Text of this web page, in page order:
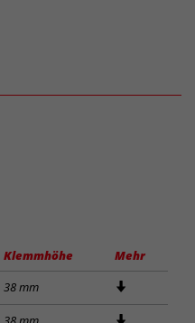
Klemmhöhe
Mehr
38 mm